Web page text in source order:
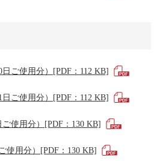
ご使用分）[PDF：112 KB]
ご使用分）[PDF：112 KB]
使用分）[PDF：130 KB]
使用分）[PDF：130 KB]